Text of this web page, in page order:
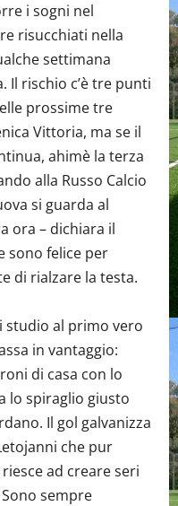
i sogni nel
risucchiati nella
settimana
Il rischio c’è tre punti
prossime tre
Vittoria, ma se il
ahimè la terza
alla Russo Calcio
si guarda al
ora – dichiara il
sono felice per
di rialzare la testa.
studio al primo vero
in vantaggio:
di casa con lo
lo spiraglio giusto
Il gol galvanizza
che pur
ad creare seri
sempre